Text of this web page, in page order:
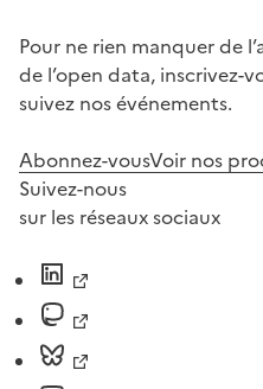
Pour ne rien manquer de
de l’open data, inscrivez-
suivez nos événements.
Abonnez-vousVoir nos
Suivez-nous
sur les réseaux sociaux